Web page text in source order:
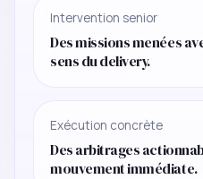
Intervention senior
Des missions menées
sens du delivery.
Exécution concrète
Des arbitrages
mouvement immédiate.